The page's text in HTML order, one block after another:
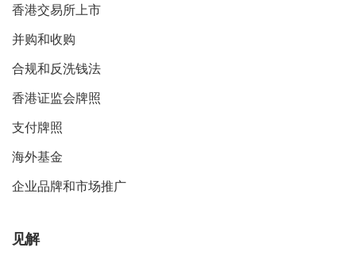
香港交易所上市
并购和收购
合规和反洗钱法
香港证监会牌照
支付牌照
海外基金
企业品牌和市场推广
见解